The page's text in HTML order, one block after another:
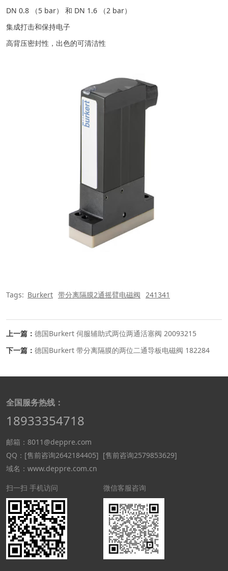
DN 0.8 （5 bar） 和 DN 1.6 （2 bar）
集成打击和保持电子
高背压密封性，出色的可清洁性
Tags: Burkert 带分离隔膜2通摇臂电磁阀 241341
上一篇： 德国Burkert 伺服辅助式两位两通活塞阀 20093215
下一篇： 德国Burkert 带分离隔膜的两位二通导板电磁阀 182284
全国服务热线：
18933354718
邮箱：8011@deppre.com
QQ： [售前咨询2642184405] [售前咨询2579853629]
域名：www.deppre.com.cn
扫一扫 手机访问
微信客服咨询